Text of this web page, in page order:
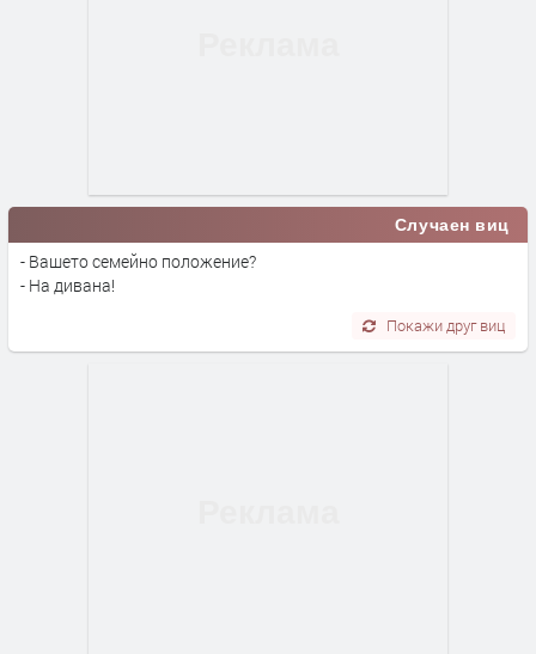
Случаен виц
- Вашето семейно положение?
- На дивана!
Покажи друг виц